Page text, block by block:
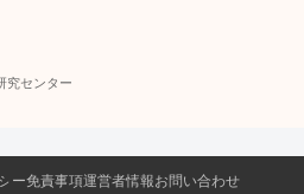
究センター
ー免責事項運営者情報お問い合わせ